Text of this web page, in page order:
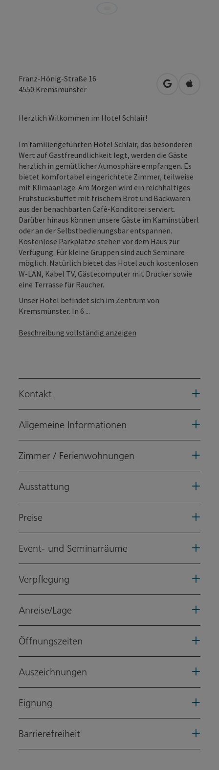
Franz-Hönig-Straße 16
4550 Kremsmünster in Google
in
Herzlich Wilkommen im Hotel Schlair!
Im familiengeführten Hotel Schlair, das besonderen
Wert auf Gastfreundlichkeit legt, werden die Gäste
herzlich in gemütlicher Atmosphäre empfangen. Es
bietet komfortabel eingerichtete Zimmer, teilweise
mit Klimaanlage. Am Morgen wird ein reichhaltiges
Frühstücksbuffet mit frischem Brot und Backwaren
aus der benachbarten Cafè-Konditorei serviert.
Darüber hinaus können unsere Gäste im Kaminstüberl
oder an der Selbstbedienungsbar entspannen.
Kostenlose Parkplätze stehen vor dem Haus zur
Verfügung. Für kleine Gruppen sind auch Seminare
möglich. Natürlich bietet das Hotel auch kostenlosen
W-LAN, Kabel TV, Gästecomputer mit Drucker sowie
eine Terrasse für Raucher.
Unser Hotel befindet sich im Zentrum von
Kremsmünster. In 6 ...
Beschreibung vollständig anzeigen
Kontakt
Allgemeine Informationen
Zimmer / Ferienwohnungen
Ausstattung
Preise
Event- und Seminarräume
Verpflegung
Anreise/Lage
Öffnungszeiten
Auszeichnungen
Eignung
Barrierefreiheit